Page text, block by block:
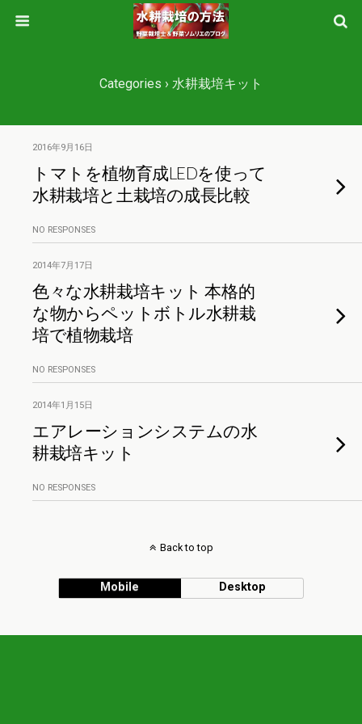
Categories › 水耕栽培キット
2016年9月16日
トマトを植物育成LEDを使って
水耕栽培と土栽培の成長比較
NO RESPONSES
2014年7月17日
色々な水耕栽培キット 本格的
な物からペットボトル水耕栽
培で植物栽培
NO RESPONSES
2014年1月15日
エアレーションシステムの水
耕栽培キット
NO RESPONSES
Back to top
Mobile Desktop